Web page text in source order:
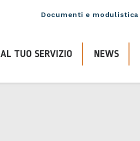
Documenti e modulistica
AL TUO SERVIZIO NEWS